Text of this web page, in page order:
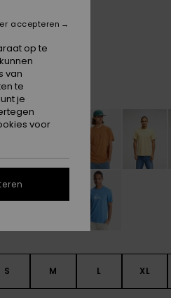
25% OFF
S M L XL
op te
van
te
je
voor
accepteren